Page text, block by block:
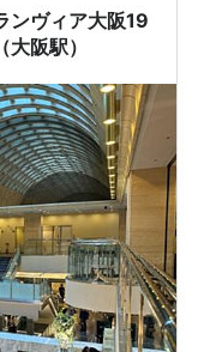
ンヴィア大阪19
阪駅）